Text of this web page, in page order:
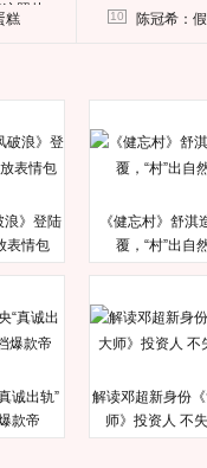
照片
糕 10 陈冠希：
浪》登陆
表情包
《健忘村》舒淇
覆，“村”出自
诚出轨”
款帝
解读邓超新身份
师》投资人 不